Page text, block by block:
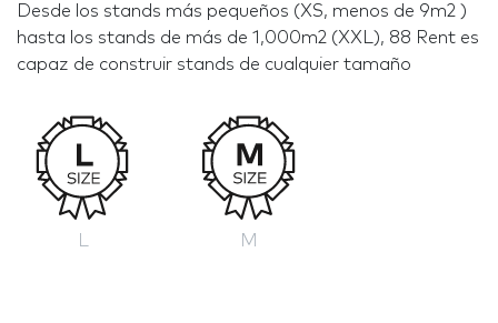
Desde los stands más pequeños (XS, menos de 9m2 )
hasta los stands de más de 1,000m2 (XXL), 88 Rent es
capaz de construir stands de cualquier tamaño
L M